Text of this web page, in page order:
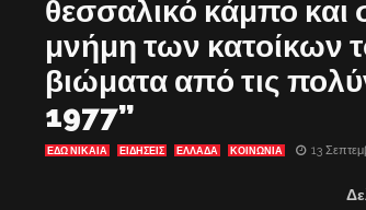
θεσσαλικό κάμπο και
μνήμη των κατοίκων
βιώματα από τις
1977”
ΕΔΩ ΝΙΚΑΙΑ ΕΙΔΗΣΕΙΣ ΕΛΛΑΔΑ ΚΟΙΝΩΝΙΑ 13